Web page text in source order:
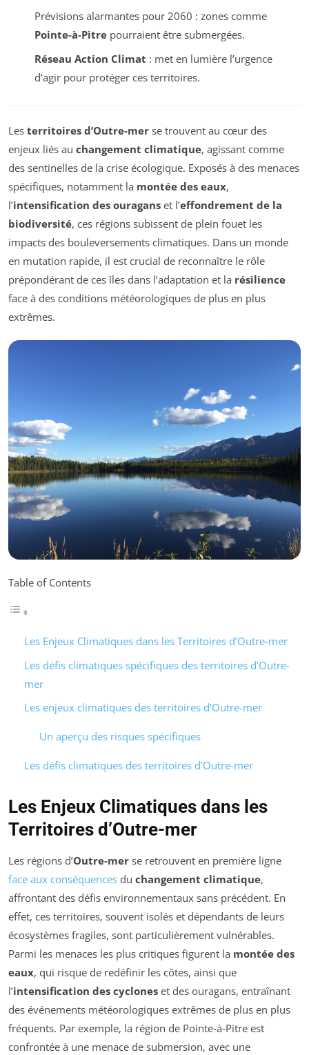
Prévisions alarmantes pour 2060 : zones comme
Pointe-à-Pitrepourraient être submergées.
Réseau Action Climat : met en lumière l’urgence
d’agir pour protéger ces territoires.
Les territoires d’Outre-mer se trouvent au cœur des
enjeux liés au changement climatique, agissant comme
des sentinelles de la crise écologique. Exposés à des menaces
spécifiques, notamment la montée des eaux,
l’intensification des ouragans et l’effondrement de la
biodiversité, ces régions subissent de plein fouet les
impacts des bouleversements climatiques. Dans un monde
en mutation rapide, il est crucial de reconnaître le rôle
prépondérant de ces îles dans l’adaptation et la résilience
face à des conditions météorologiques de plus en plus
extrêmes.
Table of Contents
Les Enjeux Climatiques dans les Territoires d’Outre-mer
Les défis climatiques spécifiques des territoires d’Outre-
mer
Les enjeux climatiques des territoires d’Outre-mer
Un aperçu des risques spécifiques
Les défis climatiques des territoires d’Outre-mer
Les Enjeux Climatiques dans les
Territoires d’Outre-mer
Les régions d’Outre-mer se retrouvent en première ligne
face aux conséquences du changement climatique,
affrontant des défis environnementaux sans précédent. En
effet, ces territoires, souvent isolés et dépendants de leurs
écosystèmes fragiles, sont particulièrement vulnérables.
Parmi les menaces les plus critiques figurent la montée des
eaux, qui risque de redéfinir les côtes, ainsi que
l’intensification des cyclones et des ouragans, entraînant
des événements météorologiques extrêmes de plus en plus
fréquents. Par exemple, la région de Pointe-à-Pitre est
confrontée à une menace de submersion, avec une